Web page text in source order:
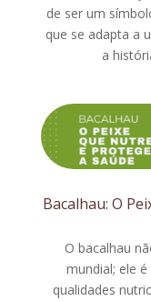
de ser um
que se adapta a
a
Bacalhau: O
O bacalhau
mundial; ele
qualidades